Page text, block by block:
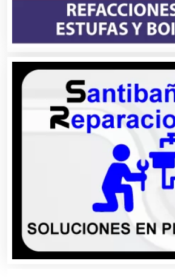
Cocinas Integrales
Combustibles y Lubricantes
Compresores de aire
Computadoras
Conferencias Empresariales
Construcciones en General